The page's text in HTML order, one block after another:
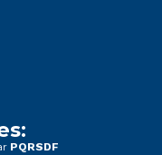
PQRSDF